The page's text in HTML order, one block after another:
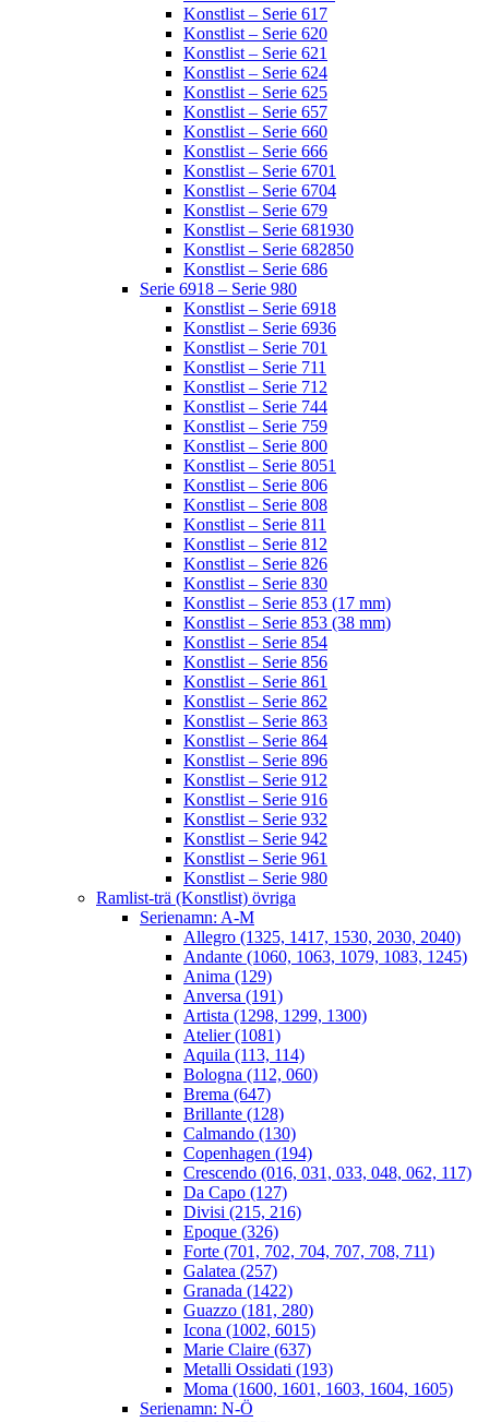
Konstlist – Serie 617
Konstlist – Serie 620
Konstlist – Serie 621
Konstlist – Serie 624
Konstlist – Serie 625
Konstlist – Serie 657
Konstlist – Serie 660
Konstlist – Serie 666
Konstlist – Serie 6701
Konstlist – Serie 6704
Konstlist – Serie 679
Konstlist – Serie 681930
Konstlist – Serie 682850
Konstlist – Serie 686
Serie 6918 – Serie 980
Konstlist – Serie 6918
Konstlist – Serie 6936
Konstlist – Serie 701
Konstlist – Serie 711
Konstlist – Serie 712
Konstlist – Serie 744
Konstlist – Serie 759
Konstlist – Serie 800
Konstlist – Serie 8051
Konstlist – Serie 806
Konstlist – Serie 808
Konstlist – Serie 811
Konstlist – Serie 812
Konstlist – Serie 826
Konstlist – Serie 830
Konstlist – Serie 853 (17 mm)
Konstlist – Serie 853 (38 mm)
Konstlist – Serie 854
Konstlist – Serie 856
Konstlist – Serie 861
Konstlist – Serie 862
Konstlist – Serie 863
Konstlist – Serie 864
Konstlist – Serie 896
Konstlist – Serie 912
Konstlist – Serie 916
Konstlist – Serie 932
Konstlist – Serie 942
Konstlist – Serie 961
Konstlist – Serie 980
Ramlist-trä (Konstlist) övriga
Serienamn: A-M
Allegro (1325, 1417, 1530, 2030, 2040)
Andante (1060, 1063, 1079, 1083, 1245)
Anima (129)
Anversa (191)
Artista (1298, 1299, 1300)
Atelier (1081)
Aquila (113, 114)
Bologna (112, 060)
Brema (647)
Brillante (128)
Calmando (130)
Copenhagen (194)
Crescendo (016, 031, 033, 048, 062, 117)
Da Capo (127)
Divisi (215, 216)
Epoque (326)
Forte (701, 702, 704, 707, 708, 711)
Galatea (257)
Granada (1422)
Guazzo (181, 280)
Icona (1002, 6015)
Marie Claire (637)
Metalli Ossidati (193)
Moma (1600, 1601, 1603, 1604, 1605)
Serienamn: N-Ö